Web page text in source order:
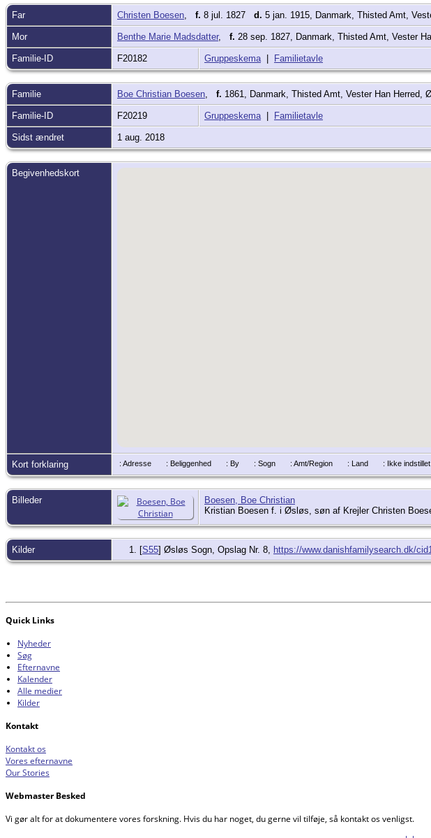
Far Christen Boesen, f. 8 jul. 1827 d. 5 jan. 1915, Danmark, Thisted Amt,
Mor Benthe Marie Madsdatter, f. 28 sep. 1827, Danmark, Thisted Amt, Vester
Familie-ID F20182 Gruppeskema| Familietavle
Familie Boe Christian Boesen, f. 1861, Danmark, Thisted Amt, Vester Han Herred,
Familie-ID F20219 Gruppeskema| Familietavle
Sidst ændret 1 aug. 2018
Begivenhedskort
Kort forklaring : Adresse : Beliggenhed : By : Sogn : Amt/Region : Land : Ikke indstillet
Billeder
Boesen, Boe Christian
Kristian Boesen f. i Øsløs, søn af Krejler Christen
Kilder [S55] Øsløs Sogn, Opslag Nr. 8, https://www.danishfamilysearch.dk/
Quick Links
Nyheder
Søg
Efternavne
Kalender
Alle medier
Kilder
Kontakt
Kontakt os
Vores efternavne
Our Stories
Webmaster Besked
Vi gør alt for at dokumentere vores forskning. Hvis du har noget, du gerne vil tilføje, så kontakt os venligst.